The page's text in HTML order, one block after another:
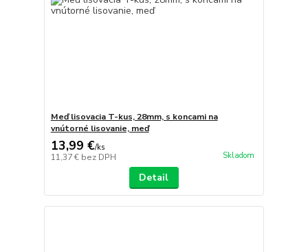
Meď lisovacia T-kus, 28mm, s koncami na
vnútorné lisovanie, meď
13,99 €/ks
11,37 € bez DPH Skladom
Detail